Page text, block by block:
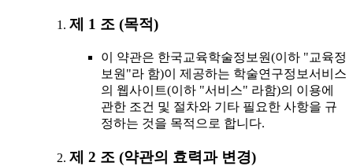
제 1 조 (목적)
이 약관은 한국교육학술정보원(이하 "교육정
보원"라 함)이 제공하는 학술연구정보서비스
의 웹사이트(이하 "서비스" 라함)의 이용에
관한 조건 및 절차와 기타 필요한 사항을 규
정하는 것을 목적으로 합니다.
제 2 조 (약관의 효력과 변경)